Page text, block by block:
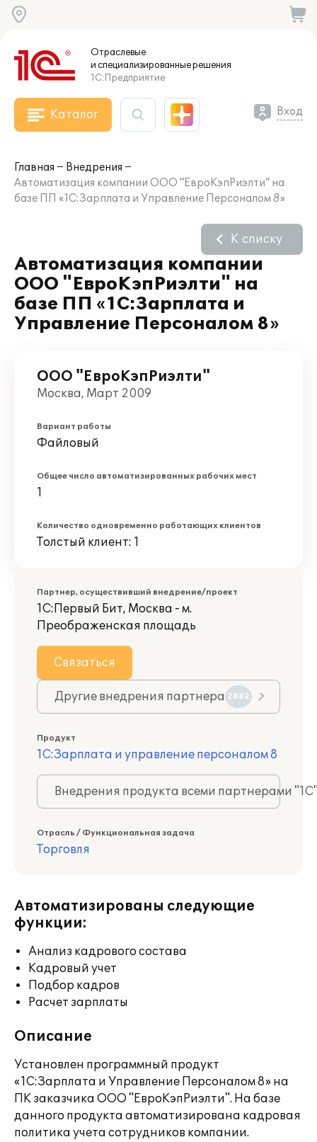
Отраслевые
и специализированныерешения
1С:Предприятие
Каталог Вход
Главная
Внедрения
Автоматизация компании ООО "ЕвроКэпРиэлти" на
базе ПП «1С:Зарплата и Управление Персоналом 8»
Автоматизация компании
ООО "ЕвроКэпРиэлти" на
базе ПП «1С:Зарплата и
Управление Персоналом 8»
К списку
ООО "ЕвроКэпРиэлти"
Москва, Март 2009
Вариант работы
Файловый
Общее число автоматизированных рабочих мест
1
Количество одновременно работающих клиентов
Толстый клиент: 1
Партнер, осуществивший внедрение/проект
1С:Первый Бит, Москва - м.
Преображенская площадь
Связаться
Другие внедрения партнера 2882
Продукт
1С:Зарплата и управление персоналом 8
Внедрения продукта всеми партнерами
Отрасль / Функциональная задача
Торговля
Автоматизированы следующие
функции:
Анализ кадрового состава
Кадровый учет
Подбор кадров
Расчет зарплаты
Описание
Установлен программный продукт
«1С:Зарплата и Управление Персоналом 8» на
ПК заказчика ООО "ЕвроКэпРиэлти". На базе
данного продукта автоматизирована кадровая
политика учета сотрудников компании.